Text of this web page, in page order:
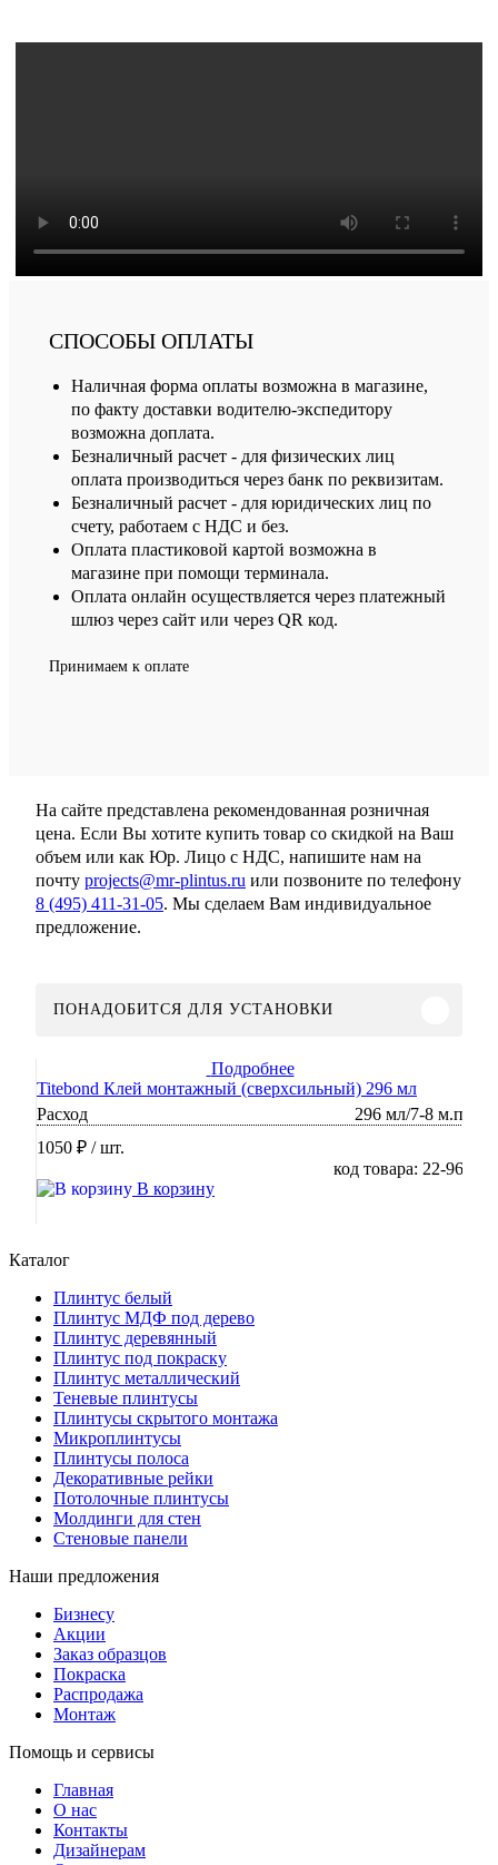
СПОСОБЫ ОПЛАТЫ
Наличная форма оплаты возможна в магазине,
по факту доставки водителю-экспедитору
возможна доплата.
Безналичный расчет - для физических лиц
оплата производиться через банк по реквизитам.
Безналичный расчет - для юридических лиц по
счету, работаем с НДС и без.
Оплата пластиковой картой возможна в
магазине при помощи терминала.
Оплата онлайн осуществляется через платежный
шлюз через сайт или через QR код.
Принимаем к оплате
На сайте представлена рекомендованная розничная
цена. Если Вы хотите купить товар со скидкой на Ваш
объем или как Юр. Лицо с НДС, напишите нам на
почту projects@mr-plintus.ru или позвоните по телефону
8 (495) 411-31-05. Мы сделаем Вам индивидуальное
предложение.
ПОНАДОБИТСЯ ДЛЯ УСТАНОВКИ
Подробнее
Titebond Клей монтажный (сверхсильный) 296 мл
Расход
296 мл/7-8 м.п
1050 ₽ / шт.
код товара: 22-96
В корзину
Каталог
Плинтус белый
Плинтус МДФ под дерево
Плинтус деревянный
Плинтус под покраску
Плинтус металлический
Теневые плинтусы
Плинтусы скрытого монтажа
Микроплинтусы
Плинтусы полоса
Декоративные рейки
Потолочные плинтусы
Молдинги для стен
Стеновые панели
Наши предложения
Бизнесу
Акции
Заказ образцов
Покраска
Распродажа
Монтаж
Помощь и сервисы
Главная
О нас
Контакты
Дизайнерам